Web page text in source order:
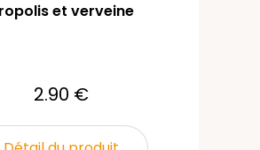
et verveine
2.90 €